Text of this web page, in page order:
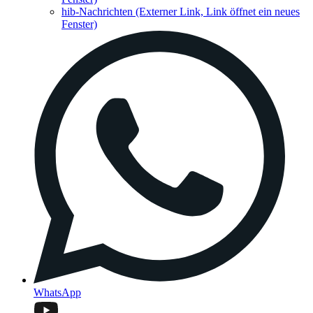
hib-Nachrichten (Externer Link, Link öffnet ein neues
Fenster)
WhatsApp